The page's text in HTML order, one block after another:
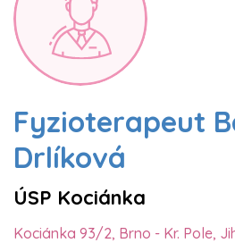
Fyzioterapeut
Drlíková
ÚSP Kociánka
Kociánka 93/2, Brno - Kr. Pole,